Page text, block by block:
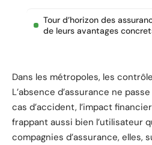
Tour d’horizon des
de leurs avantages
Dans les métropoles, les
L’absence d’assurance ne
cas d’accident, l’impact
frappant aussi bien l’utilisateur
compagnies d’assurance, elles,